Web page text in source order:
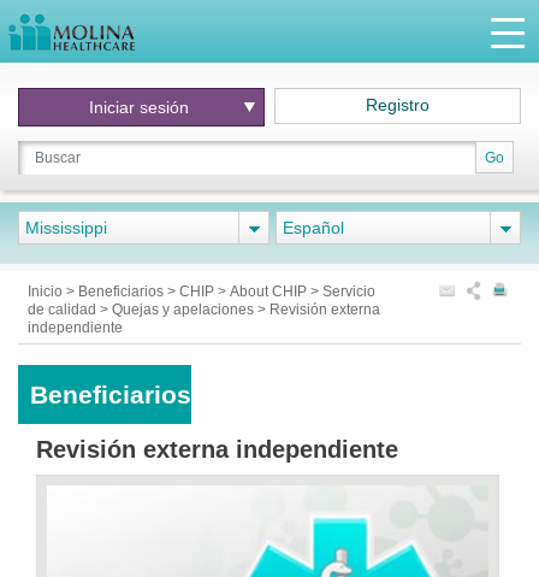
Go
Iniciar sesión Registro
Mississippi Español
Inicio > Beneficiarios > CHIP > About CHIP > Servicio
de calidad > Quejas y apelaciones > Revisión externa
independiente
Beneficiarios
Revisión externa independiente